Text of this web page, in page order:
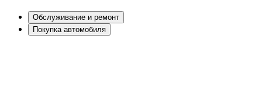
Обслуживание и ремонт
Покупка автомобиля